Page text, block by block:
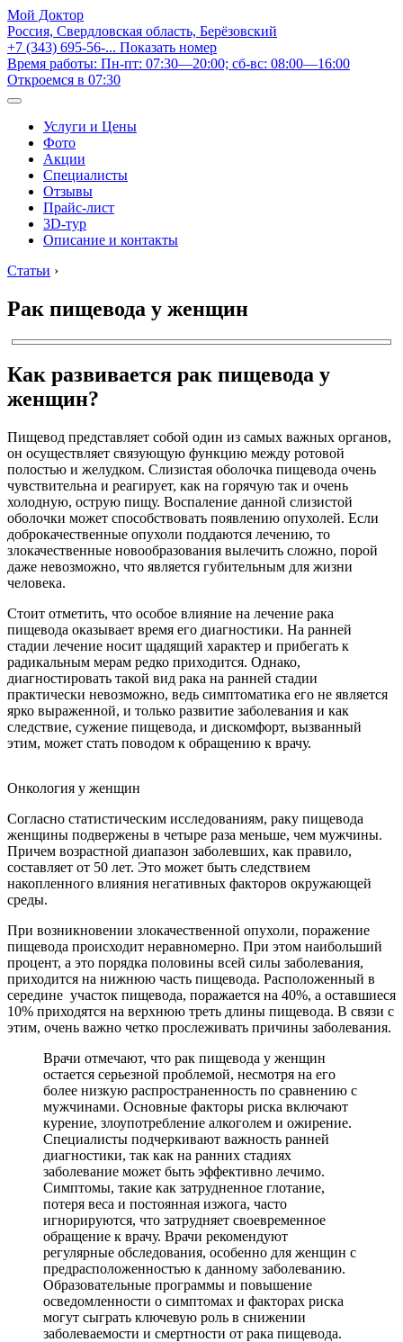
Мой Доктор
Россия, Свердловская область, Берёзовский
+7 (343) 695-56-... Показать номер
Время работы: Пн-пт: 07:30—20:00; сб-вс: 08:00—16:00
Откроемся в 07:30
Услуги и Цены
Фото
Акции
Специалисты
Отзывы
Прайс-лист
3D-тур
Описание и контакты
Статьи ›
Рак пищевода у женщин
Как развивается рак пищевода у
женщин?
Пищевод представляет собой один из самых важных органов,
он осуществляет связующую функцию между ротовой
полостью и желудком. Слизистая оболочка пищевода очень
чувствительна и реагирует, как на горячую так и очень
холодную, острую пищу. Воспаление данной слизистой
оболочки может способствовать появлению опухолей. Если
доброкачественные опухоли поддаются лечению, то
злокачественные новообразования вылечить сложно, порой
даже невозможно, что является губительным для жизни
человека.
Стоит отметить, что особое влияние на лечение рака
пищевода оказывает время его диагностики. На ранней
стадии лечение носит щадящий характер и прибегать к
радикальным мерам редко приходится. Однако,
диагностировать такой вид рака на ранней стадии
практически невозможно, ведь симптоматика его не является
ярко выраженной, и только развитие заболевания и как
следствие, сужение пищевода, и дискомфорт, вызванный
этим, может стать поводом к обращению к врачу.
Онкология у женщин
Согласно статистическим исследованиям, раку пищевода
женщины подвержены в четыре раза меньше, чем мужчины.
Причем возрастной диапазон заболевших, как правило,
составляет от 50 лет. Это может быть следствием
накопленного влияния негативных факторов окружающей
среды.
При возникновении злокачественной опухоли, поражение
пищевода происходит неравномерно. При этом наибольший
процент, а это порядка половины всей силы заболевания,
приходится на нижнюю часть пищевода. Расположенный в
середине участок пищевода, поражается на 40%, а оставшиеся
10% приходятся на верхнюю треть длины пищевода. В связи с
этим, очень важно четко прослеживать причины заболевания.
Врачи отмечают, что рак пищевода у женщин
остается серьезной проблемой, несмотря на его
более низкую распространенность по сравнению с
мужчинами. Основные факторы риска включают
курение, злоупотребление алкоголем и ожирение.
Специалисты подчеркивают важность ранней
диагностики, так как на ранних стадиях
заболевание может быть эффективно лечимо.
Симптомы, такие как затрудненное глотание,
потеря веса и постоянная изжога, часто
игнорируются, что затрудняет своевременное
обращение к врачу. Врачи рекомендуют
регулярные обследования, особенно для женщин с
предрасположенностью к данному заболеванию.
Образовательные программы и повышение
осведомленности о симптомах и факторах риска
могут сыграть ключевую роль в снижении
заболеваемости и смертности от рака пищевода.